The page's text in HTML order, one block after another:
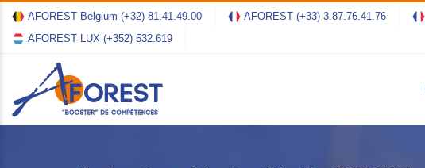
AFOREST Belgium (+32) 81.41.49.00 AFOREST (+33) 3.87.76.41.76
AFOREST LUX (+352) 532.619